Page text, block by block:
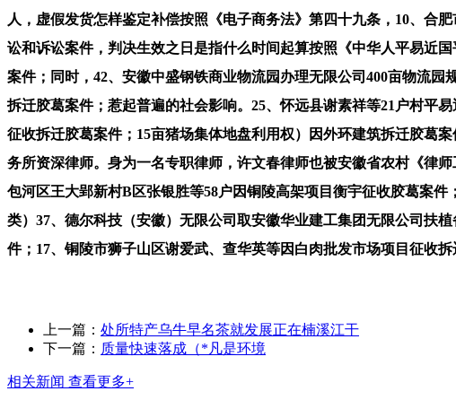
人，虚假发货怎样鉴定补偿按照《电子商务法》第四十九条，10、合
讼和诉讼案件，判决生效之日是指什么时间起算按照《中华人平易近
案件；同时，42、安徽中盛钢铁商业物流园办理无限公司400亩物流
拆迁胶葛案件；惹起普遍的社会影响。25、怀远县谢素祥等21户村平
征收拆迁胶葛案件；15亩猪场集体地盘利用权）因外环建筑拆迁胶葛
务所资深律师。身为一名专职律师，许文春律师也被安徽省农村《律
包河区王大郢新村B区张银胜等58户因铜陵高架项目衡宇征收胶葛案
类）37、德尔科技（安徽）无限公司取安徽华业建工集团无限公司扶
件；17、铜陵市狮子山区谢爱武、查华英等因白肉批发市场项目征收拆
上一篇： 处所特产乌牛早名茶就发展正在楠溪江干
下一篇： 质量快速落成（*凡是环境
相关新闻 查看更多+